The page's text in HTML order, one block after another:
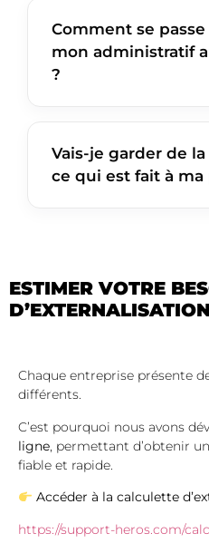
Comment se
mon administratif
?
Vais-je garder de
ce qui est fait à ma
ESTIMER VOTRE
Chaque entreprise présente
différents.
C’est pourquoi nous avons
ligne, permettant d’obtenir
fiable et rapide.
Accéder à la calculette
https://support-heros.com/